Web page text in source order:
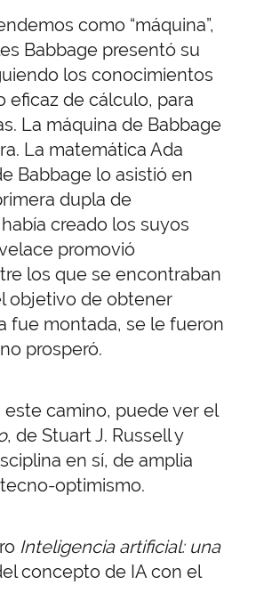
como “máquina”,
Babbage presentó su
los conocimientos
eficaz de cálculo, para
La máquina de Babbage
La matemática Ada
Babbage lo asistió en
dupla de
creado los suyos
promovió
los que se encontraban
objetivo de obtener
fue montada, se le fueron
prosperó.
camino, puede ver el
, de Stuart J. Russell y
en sí, de amplia
optimismo.
Inteligencia artificial: una
concepto de IA con el